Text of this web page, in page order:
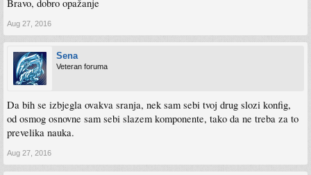
Bravo, dobro opažanje
Aug 27, 2016
Sena
Veteran foruma
Da bih se izbjegla ovakva sranja, nek sam sebi tvoj drug slozi konfig,
od osmog osnovne sam sebi slazem komponente, tako da ne treba za to
prevelika nauka.
Aug 27, 2016